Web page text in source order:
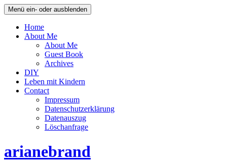
Menü ein- oder ausblenden
Home
About Me
About Me
Guest Book
Archives
DIY
Leben mit Kindern
Contact
Impressum
Datenschutzerklärung
Datenauszug
Löschanfrage
arianebrand